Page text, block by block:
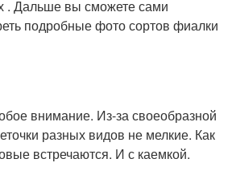
. Дальше вы сможете сами
подробные фото сортов фиалки
внимание. Из-за своеобразной
разных видов не мелкие. Как
встречаются. И с каемкой.